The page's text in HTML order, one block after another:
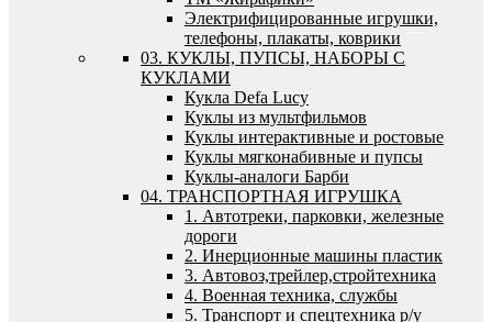
Электрифицированные игрушки,
телефоны, плакаты, коврики
03. КУКЛЫ, ПУПСЫ, НАБОРЫ С
КУКЛАМИ
Кукла Defa Lucy
Куклы из мультфильмов
Куклы интерактивные и ростовые
Куклы мягконабивные и пупсы
Куклы-аналоги Барби
04. ТРАНСПОРТНАЯ ИГРУШКА
1. Автотреки, парковки, железные
дороги
2. Инерционные машины пластик
3. Автовоз,трейлер,стройтехника
4. Военная техника, службы
5. Транспорт и спецтехника р/у